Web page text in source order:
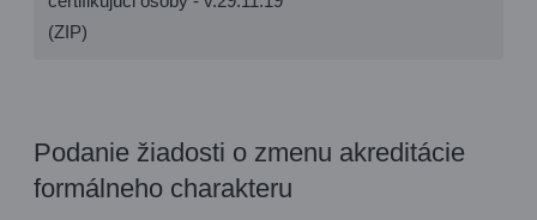
(ZIP)
Podanie žiadosti o zmenu akreditácie
formálneho charakteru